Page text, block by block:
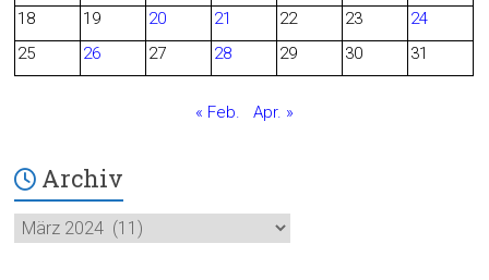
18
19 20 21 22 23
24
25
26 27 28 29 30 31
« Feb. Apr. »
Archiv
Archiv